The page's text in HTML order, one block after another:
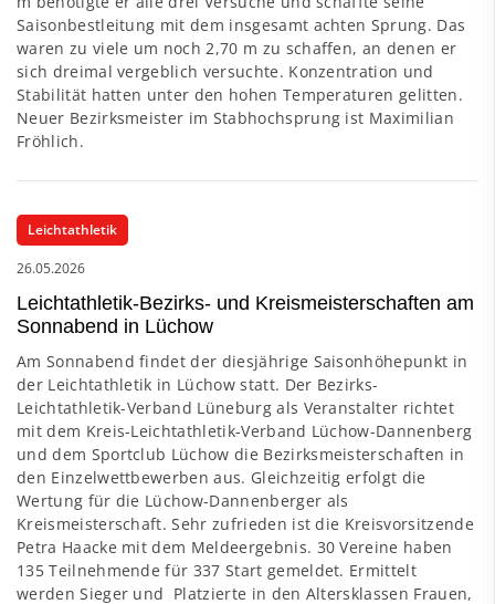
Saisonbestleitung mit dem insgesamt achten Sprung. Das
waren zu viele um noch 2,70 m zu schaffen, an denen er
sich dreimal vergeblich versuchte. Konzentration und
Stabilität hatten unter den hohen Temperaturen gelitten.
Neuer Bezirksmeister im Stabhochsprung ist Maximilian
Fröhlich.
Leichtathletik
26.05.2026
Leichtathletik-Bezirks- und Kreismeisterschaften am
Sonnabend in Lüchow
Am Sonnabend findet der diesjährige Saisonhöhepunkt in
der Leichtathletik in Lüchow statt. Der Bezirks-
Leichtathletik-Verband Lüneburg als Veranstalter richtet
mit dem Kreis-Leichtathletik-Verband Lüchow-Dannenberg
und dem Sportclub Lüchow die Bezirksmeisterschaften in
den Einzelwettbewerben aus. Gleichzeitig erfolgt die
Wertung für die Lüchow-Dannenberger als
Kreismeisterschaft. Sehr zufrieden ist die Kreisvorsitzende
Petra Haacke mit dem Meldeergebnis. 30 Vereine haben
135 Teilnehmende für 337 Start gemeldet. Ermittelt
werden Sieger und Platzierte in den Altersklassen Frauen,